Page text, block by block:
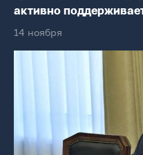
активно
14 ноября